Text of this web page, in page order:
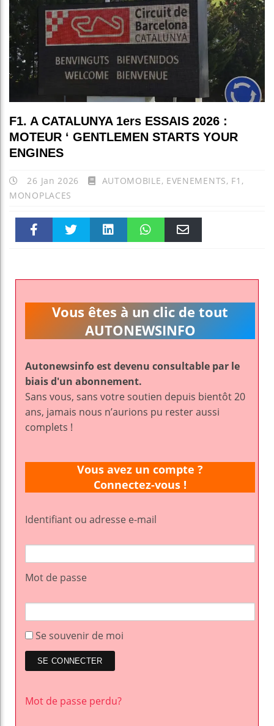
F1. A CATALUNYA 1ers ESSAIS 2026 :
MOTEUR ‘ GENTLEMEN STARTS YOUR
ENGINES
26 Jan 2026 AUTOMOBILE, EVENEMENTS, F1 ,
MONOPLACES
k pt
Vous êtes à un clic de tout
AUTONEWSINFO
Autonewsinfo est devenu consultable par le
biais d'un abonnement.
Sans vous, sans votre soutien depuis bientôt 20
ans, jamais nous n’aurions pu rester aussi
complets !
Vous avez un compte ?
Connectez-vous !
Identifiant ou adresse e-mail
Mot de passe
Se souvenir de moi
Mot de passe perdu?